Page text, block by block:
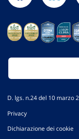
D. lgs. n.24 del 10 marzo
Privacy
Dichiarazione dei cookie